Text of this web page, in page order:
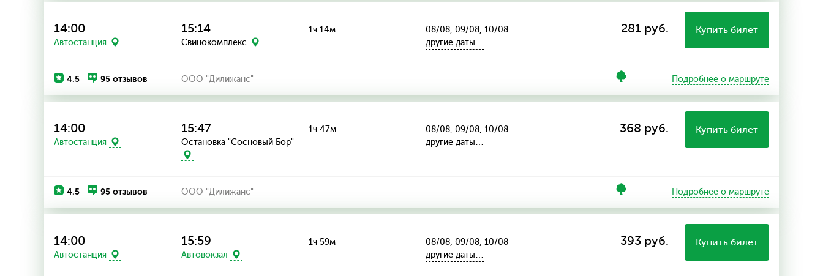
14:00
Автостанция
15:14
Свинокомплекс
1ч 14м
08/08, 09/08, 10/08
другие даты…
281 руб. Купить билет
4.5 95 отзывов ООО "Дилижанс" Подробнее о маршруте
14:00
Автостанция
15:47
Остановка "Сосновый Бор"
1ч 47м
08/08, 09/08, 10/08
другие даты…
368 руб. Купить билет
4.5 95 отзывов ООО "Дилижанс" Подробнее о маршруте
14:00
Автостанция
15:59
Автовокзал
1ч 59м
08/08, 09/08, 10/08
другие даты…
393 руб. Купить билет